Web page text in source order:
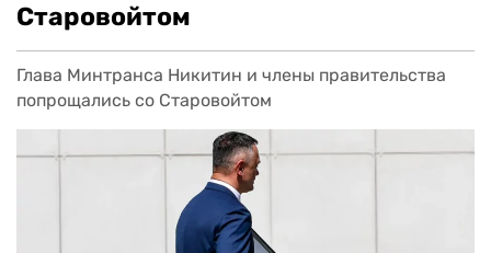
Старовойтом
Глава Минтранса Никитин и члены правительства
попрощались со Старовойтом